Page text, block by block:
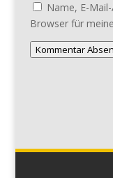
Name, E-
Browser für
Kommentar